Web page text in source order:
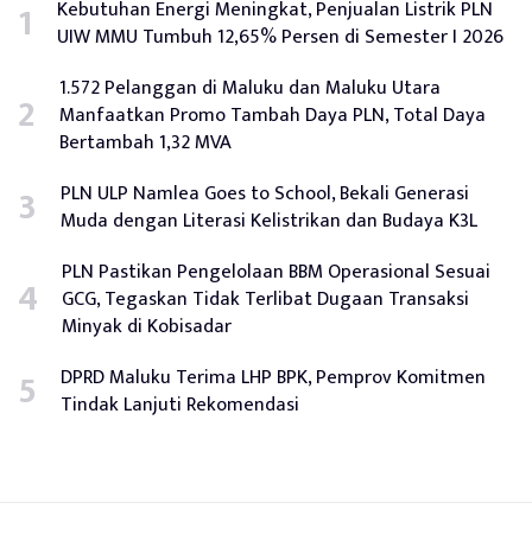
Kebutuhan Energi Meningkat, Penjualan Listrik PLN
UIW MMU Tumbuh 12,65% Persen di Semester I 2026
1.572 Pelanggan di Maluku dan Maluku Utara
Manfaatkan Promo Tambah Daya PLN, Total Daya
Bertambah 1,32 MVA
PLN ULP Namlea Goes to School, Bekali Generasi
Muda dengan Literasi Kelistrikan dan Budaya K3L
PLN Pastikan Pengelolaan BBM Operasional Sesuai
GCG, Tegaskan Tidak Terlibat Dugaan Transaksi
Minyak di Kobisadar
DPRD Maluku Terima LHP BPK, Pemprov Komitmen
Tindak Lanjuti Rekomendasi